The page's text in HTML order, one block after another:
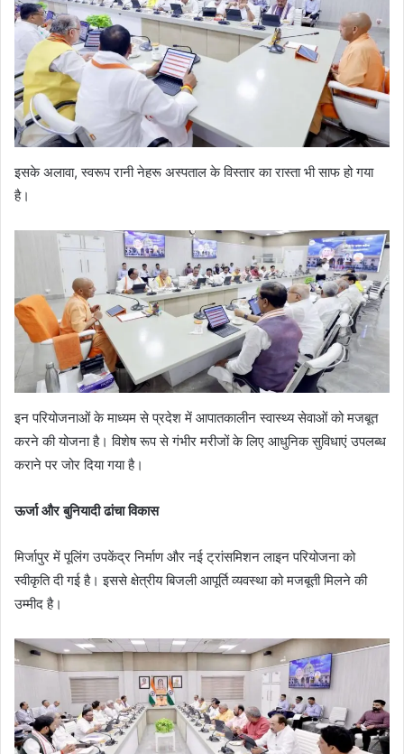
इसके अलावा, स्वरूप रानी नेहरू अस्पताल के विस्तार का रास्ता भी साफ हो गया
है।
इन परियोजनाओं के माध्यम से प्रदेश में आपातकालीन स्वास्थ्य सेवाओं को मजबूत
करने की योजना है। विशेष रूप से गंभीर मरीजों के लिए आधुनिक सुविधाएं उपलब्ध
कराने पर जोर दिया गया है।
ऊर्जा और बुनियादी ढांचा विकास
मिर्जापुर में पूलिंग उपकेंद्र निर्माण और नई ट्रांसमिशन लाइन परियोजना को
स्वीकृति दी गई है। इससे क्षेत्रीय बिजली आपूर्ति व्यवस्था को मजबूती मिलने की
उम्मीद है।